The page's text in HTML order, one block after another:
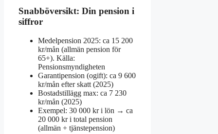
Snabböversikt: Din pension i
siffror
Medelpension 2025: ca 15 200
kr/mån (allmän pension för
65+). Källa:
Pensionsmyndigheten
Garantipension (ogift): ca 9 600
kr/mån efter skatt (2025)
Bostadstillägg max: ca 7 230
kr/mån (2025)
Exempel: 30 000 kr i lön → ca
20 000 kr i total pension
(allmän + tjänstepension)